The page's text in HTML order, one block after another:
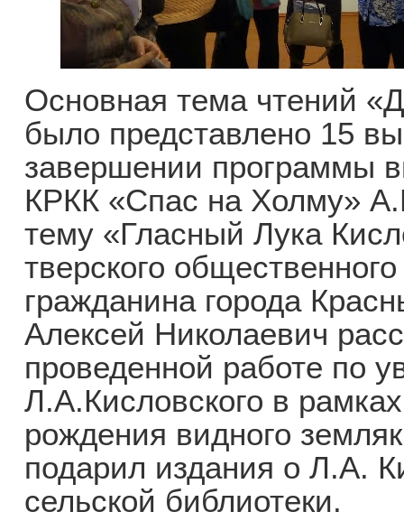
Основная тема чтений
было представлено 15
завершении программы
КРКК «Спас на Холму»
тему «Гласный Лука
тверского
гражданина города
Алексей Николаевич
проведенной работе по
Л.А.Кисловского в
рождения видного
подарил издания о Л.А.
сельской библиотеки.